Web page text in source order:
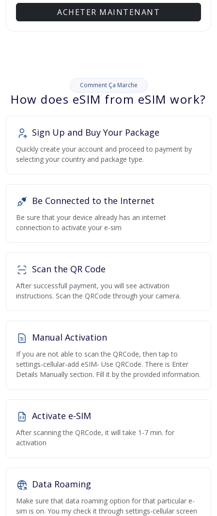
ACHETER MAINTENANT
Comment Ça Marche
How does eSIM from eSIM work?
Sign Up and Buy Your Package
Quickly create your account and proceed to payment by
selecting your country and package type.
Be Connected to the Internet
Be sure that your device already has an internet
connection to activate your e-sim
Scan the QR Code
After successfull payment, you will see activation
instructions. Scan the QRCode through your camera.
Manual Activation
If you are not able to scan the QRCode, then tap to
settings-cellular-add eSIM- Use QRCode. There is Enter
Details Manually section. Fill it by the provided information.
Activate e-SIM
After scanning the QRCode, it will take 1-7 min. for
activation
Data Roaming
Make sure that data roaming option for that particular e-
sim is on. You my check it through settings-cellular screen